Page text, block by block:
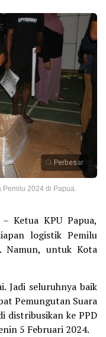
Perbesar
Pemilu 2024 di Papua.
– Ketua KPU Papua,
logistik Pemilu
Namun, untuk Kota
Jadi seluruhnya baik
Pemungutan Suara
distribusikan ke PPD
5 Februari 2024.